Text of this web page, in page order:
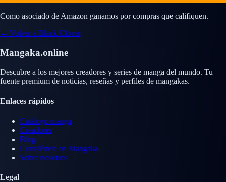
Como asociado de Amazon ganamos por compras que califiquen.
← Volver a Black Clover
Mangaka.online
Descubre a los mejores creadores y series de manga del mundo. Tu
fuente premium de noticias, reseñas y perfiles de mangakas.
Enlaces rápidos
Catálogo manga
Creadores
Blog
Conviértete en Mangaka
Sobre nosotros
Legal